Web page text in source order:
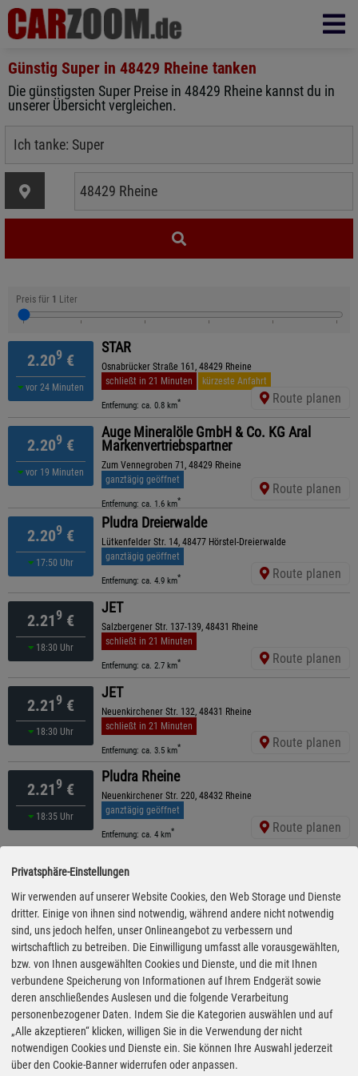
Günstig Super in 48429 Rheine tanken
Die günstigsten Super Preise in 48429 Rheine kannst du in
unserer Übersicht vergleichen.
Preis für 1 Liter
2.209 €
vor 24 Minuten
STAR
Osnabrücker Straße 161, 48429 Rheine
schließt in 21 Minuten
kürzeste Anfahrt
Entfernung: ca. 0.8 km* Route planen
2.209 €
vor 19 Minuten
Auge Mineralöle GmbH & Co. KG Aral
Markenvertriebspartner
Zum Vennegroben 71, 48429 Rheine
ganztägig geöffnet
Entfernung: ca. 1.6 km*
Route planen
2.209 €
17:50 Uhr
Pludra Dreierwalde
Lütkenfelder Str. 14, 48477 Hörstel-Dreierwalde
ganztägig geöffnet
Entfernung: ca. 4.9 km* Route planen
2.219 €
18:30 Uhr
JET
Salzbergener Str. 137-139, 48431 Rheine
schließt in 21 Minuten
Entfernung: ca. 2.7 km* Route planen
2.219 €
18:30 Uhr
JET
Neuenkirchener Str. 132, 48431 Rheine
schließt in 21 Minuten
Entfernung: ca. 3.5 km* Route planen
2.219 €
18:35 Uhr
Pludra Rheine
Neuenkirchener Str. 220, 48432 Rheine
ganztägig geöffnet
Entfernung: ca. 4 km* Route planen
2.219€
17:40 Uhr
Brückenstr. 57, 48432 Rheine-Elte
ganztägig geöffnet
Entfernung: ca. 7 km* Route planen
2.229€
18:45 Uhr
ARAL
Neuenkirchener Straße 44, 48431 Rheine
ganztägig geöffnet
Entfernung: ca. 2.7 km* Route planen
2.229€
19:10 Uhr
ARAL
Holsterfeld 2, 48499 Salzbergen
ganztägig geöffnet
Privatsphäre-Einstellungen
Wir verwenden auf unserer Website Cookies, den Web Storage und Dienste
dritter. Einige von ihnen sind notwendig, während andere nicht notwendig
sind, uns jedoch helfen, unser Onlineangebot zu verbessern und
wirtschaftlich zu betreiben. Die Einwilligung umfasst alle vorausgewählten,
bzw. von Ihnen ausgewählten Cookies und Dienste, und die mit Ihnen
verbundene Speicherung von Informationen auf Ihrem Endgerät sowie
deren anschließendes Auslesen und die folgende Verarbeitung
personenbezogener Daten. Indem Sie die Kategorien auswählen und auf
„Alle akzeptieren“ klicken, willigen Sie in die Verwendung der nicht
notwendigen Cookies und Dienste ein. Sie können Ihre Auswahl jederzeit
über den Cookie-Banner widerrufen oder anpassen.